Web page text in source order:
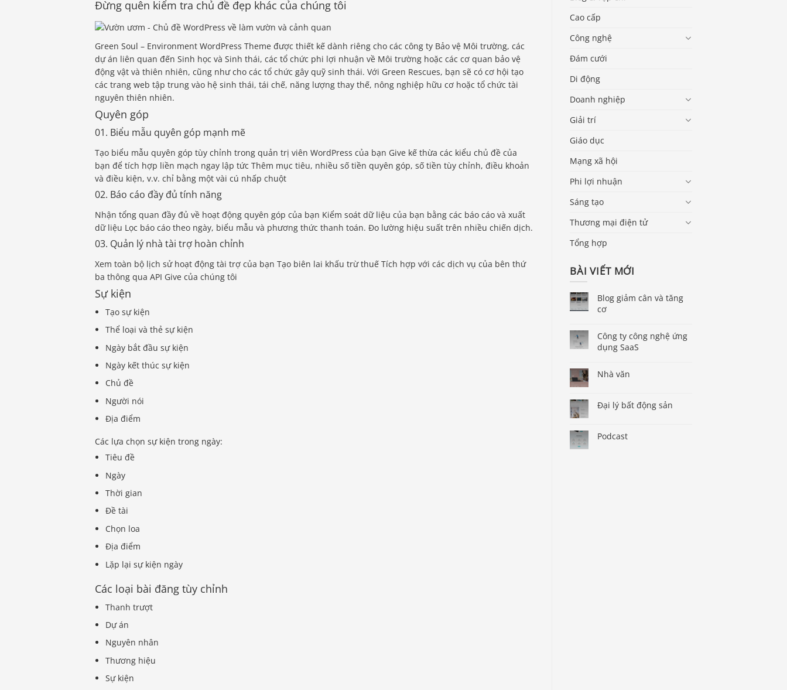
Đừng quên kiểm tra chủ đề đẹp khác của chúng tôi
Green Soul – Environment WordPress Theme được thiết kế dành riêng cho các công ty Bảo vệ Môi trường, các
dự án liên quan đến Sinh học và Sinh thái, các tổ chức phi lợi nhuận về Môi trường hoặc các cơ quan bảo vệ
động vật và thiên nhiên, cũng như cho các tổ chức gây quỹ sinh thái. Với Green Rescues, bạn sẽ có cơ hội tạo
các trang web tập trung vào hệ sinh thái, tái chế, năng lượng thay thế, nông nghiệp hữu cơ hoặc tổ chức tài
nguyên thiên nhiên.
Quyên góp
01. Biểu mẫu quyên góp mạnh mẽ
Tạo biểu mẫu quyên góp tùy chỉnh trong quản trị viên WordPress của bạn Give kế thừa các kiểu chủ đề của
bạn để tích hợp liền mạch ngay lập tức Thêm mục tiêu, nhiều số tiền quyên góp, số tiền tùy chỉnh, điều khoản
và điều kiện, v.v. chỉ bằng một vài cú nhấp chuột
02. Báo cáo đầy đủ tính năng
Nhận tổng quan đầy đủ về hoạt động quyên góp của bạn Kiểm soát dữ liệu của bạn bằng các báo cáo và xuất
dữ liệu Lọc báo cáo theo ngày, biểu mẫu và phương thức thanh toán. Đo lường hiệu suất trên nhiều chiến dịch.
03. Quản lý nhà tài trợ hoàn chỉnh
Xem toàn bộ lịch sử hoạt động tài trợ của bạn Tạo biên lai khấu trừ thuế Tích hợp với các dịch vụ của bên thứ
ba thông qua API Give của chúng tôi
Sự kiện
Tạo sự kiện
Thể loại và thẻ sự kiện
Ngày bắt đầu sự kiện
Ngày kết thúc sự kiện
Chủ đề
Người nói
Địa điểm
Các lựa chọn sự kiện trong ngày:
Tiêu đề
Ngày
Thời gian
Đề tài
Chọn loa
Địa điểm
Lặp lại sự kiện ngày
Các loại bài đăng tùy chỉnh
Thanh trượt
Dự án
Nguyên nhân
Thương hiệu
Sự kiện
Cao cấp
Công nghệ
Đám cưới
Di động
Doanh nghiệp
Giải trí
Giáo dục
Mạng xã hội
Phi lợi nhuận
Sáng tạo
Thương mại điện tử
Tổng hợp
BÀI VIẾT MỚI
Blog giảm cân và tăng
cơ
Công ty công nghệ ứng
dụng SaaS
Nhà văn
Đại lý bất động sản
Podcast